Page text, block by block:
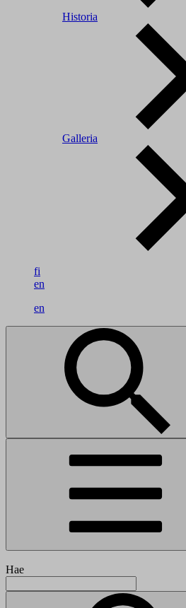
Historia
Galleria
fi
en
en
Hae